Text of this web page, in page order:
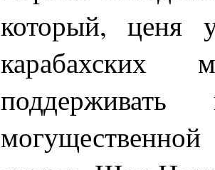
который, ценя
карабахских